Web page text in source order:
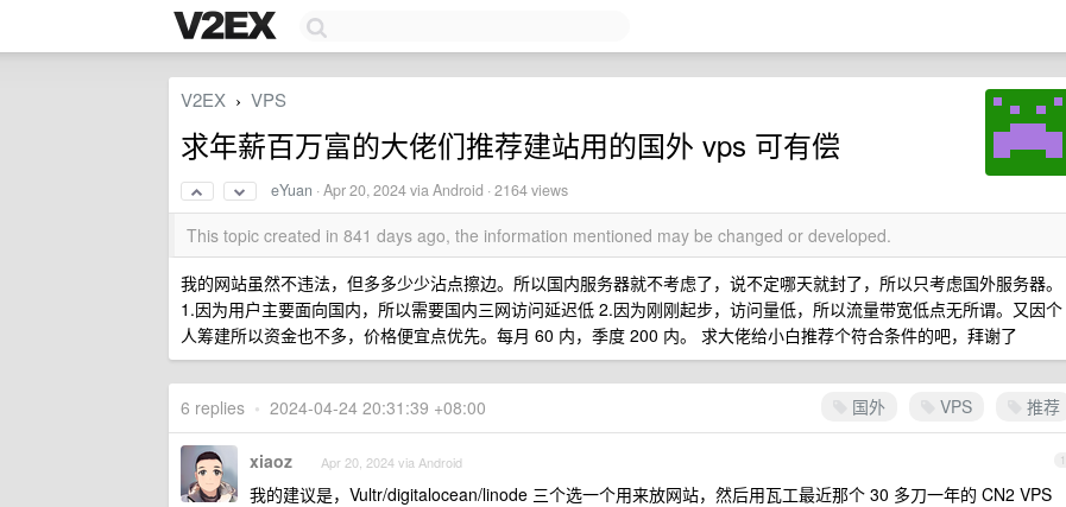
V2EX › VPS
求年薪百万富的大佬们推荐建站用的国外 vps 可有偿
eYuan ·Apr 20, 2024via Android · 2164 views
This topic created in 841 days ago, the information mentioned may be changed or developed.
我的网站虽然不违法，但多多少少沾点擦边。所以国内服务器就不考虑了，说不定哪天就封了，所以只考虑国外服务器。
1.因为用户主要面向国内，所以需要国内三网访问延迟低 2.因为刚刚起步，访问量低，所以流量带宽低点无所谓。又因个
人筹建所以资金也不多，价格便宜点优先。每月 60 内，季度 200 内。 求大佬给小白推荐个符合条件的吧，拜谢了
国外 VPS 推荐
6 replies • 2024-04-24 20:31:39 +08:00
1
xiaoz Apr 20, 2024 via Android
我的建议是，Vultr/digitalocean/linode 三个选一个用来放网站，然后用瓦工最近那个 30 多刀一年的 CN2 VPS